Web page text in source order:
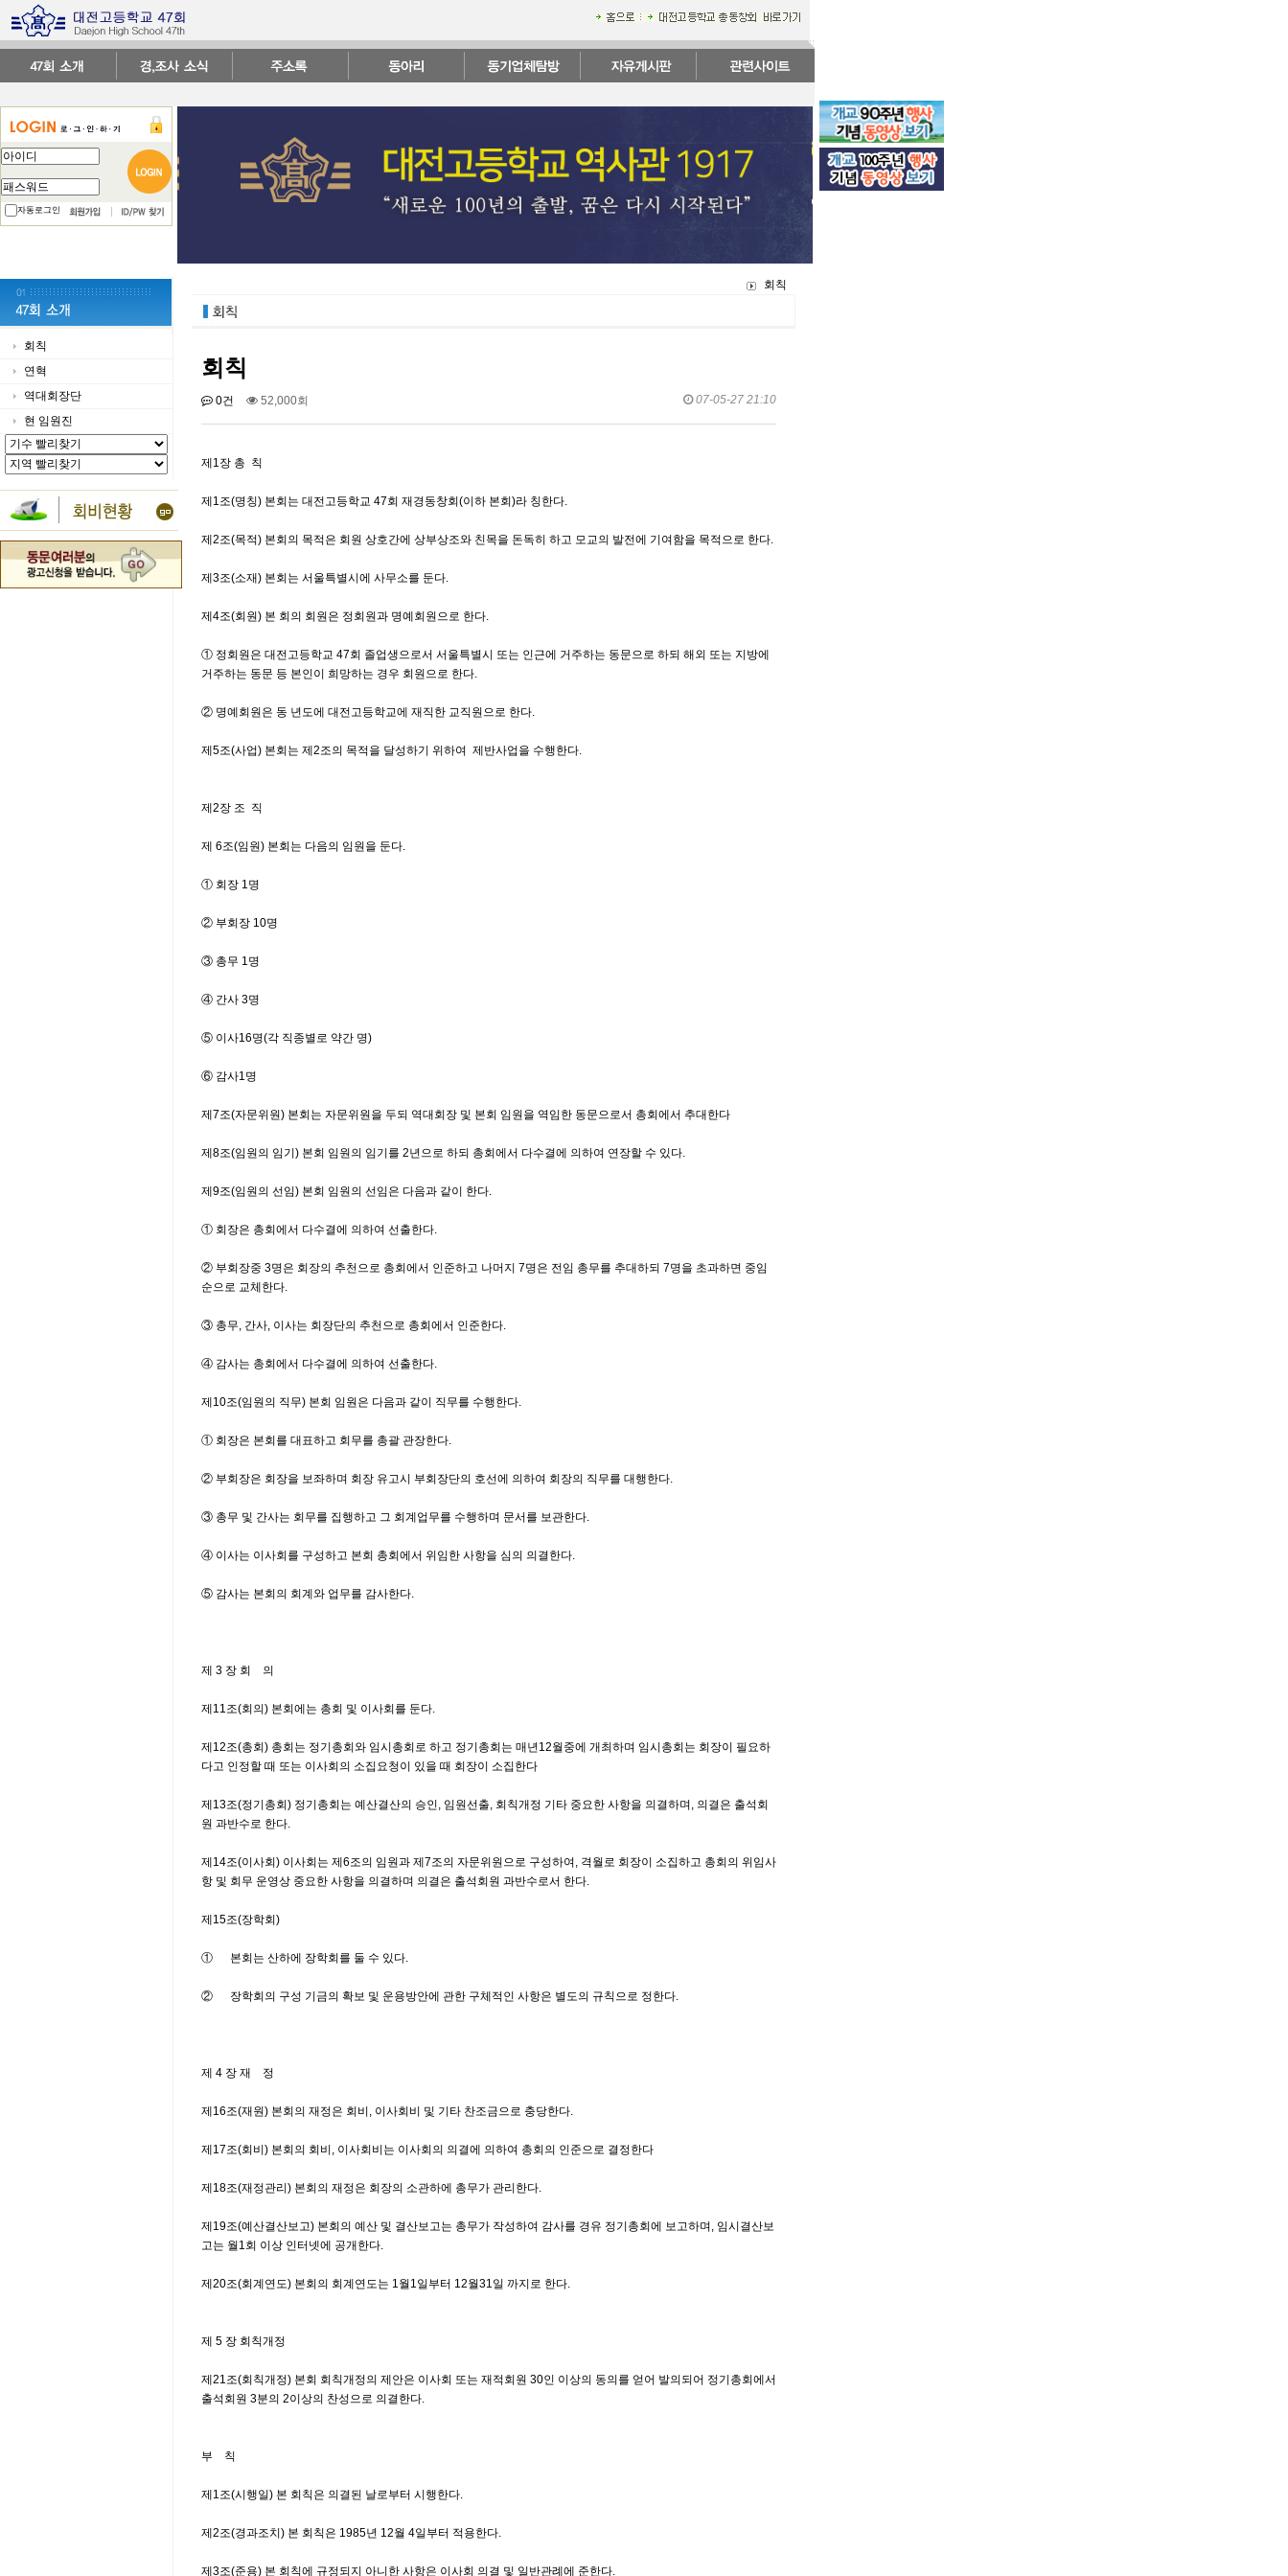
자동로그인
회칙
연혁
역대회장단
현 임원진
회칙
회칙
0건 52,000회 07-05-27 21:10
제1장 총 칙
제1조(명칭) 본회는 대전고등학교 47회 재경동창회(이하 본회)라 칭한다.
제2조(목적) 본회의 목적은 회원 상호간에 상부상조와 친목을 돈독히 하고 모교의 발전에 기여함을 목적으로 한다.
제3조(소재) 본회는 서울특별시에 사무소를 둔다.
제4조(회원) 본 회의 회원은 정회원과 명예회원으로 한다.
① 정회원은 대전고등학교 47회 졸업생으로서 서울특별시 또는 인근에 거주하는 동문으로 하되 해외 또는 지방에
거주하는 동문 등 본인이 희망하는 경우 회원으로 한다.
② 명예회원은 동 년도에 대전고등학교에 재직한 교직원으로 한다.
제5조(사업) 본회는 제2조의 목적을 달성하기 위하여 제반사업을 수행한다.
제2장 조 직
제 6조(임원) 본회는 다음의 임원을 둔다.
① 회장 1명
② 부회장 10명
③ 총무 1명
④ 간사 3명
⑤ 이사16명(각 직종별로 약간 명)
⑥ 감사1명
제7조(자문위원) 본회는 자문위원을 두되 역대회장 및 본회 임원을 역임한 동문으로서 총회에서 추대한다
제8조(임원의 임기) 본회 임원의 임기를 2년으로 하되 총회에서 다수결에 의하여 연장할 수 있다.
제9조(임원의 선임) 본회 임원의 선임은 다음과 같이 한다.
① 회장은 총회에서 다수결에 의하여 선출한다.
② 부회장중 3명은 회장의 추천으로 총회에서 인준하고 나머지 7명은 전임 총무를 추대하되 7명을 초과하면 중임
순으로 교체한다.
③ 총무, 간사, 이사는 회장단의 추천으로 총회에서 인준한다.
④ 감사는 총회에서 다수결에 의하여 선출한다.
제10조(임원의 직무) 본회 임원은 다음과 같이 직무를 수행한다.
① 회장은 본회를 대표하고 회무를 총괄 관장한다.
② 부회장은 회장을 보좌하며 회장 유고시 부회장단의 호선에 의하여 회장의 직무를 대행한다.
③ 총무 및 간사는 회무를 집행하고 그 회계업무를 수행하며 문서를 보관한다.
④ 이사는 이사회를 구성하고 본회 총회에서 위임한 사항을 심의 의결한다.
⑤ 감사는 본회의 회계와 업무를 감사한다.
제 3 장 회 의
제11조(회의) 본회에는 총회 및 이사회를 둔다.
제12조(총회) 총회는 정기총회와 임시총회로 하고 정기총회는 매년12월중에 개최하며 임시총회는 회장이 필요하
다고 인정할 때 또는 이사회의 소집요청이 있을 때 회장이 소집한다
제13조(정기총회) 정기총회는 예산결산의 승인, 임원선출, 회칙개정 기타 중요한 사항을 의결하며, 의결은 출석회
원 과반수로 한다.
제14조(이사회) 이사회는 제6조의 임원과 제7조의 자문위원으로 구성하여, 격월로 회장이 소집하고 총회의 위임사
항 및 회무 운영상 중요한 사항을 의결하며 의결은 출석회원 과반수로서 한다.
제15조(장학회)
① 본회는 산하에 장학회를 둘 수 있다.
② 장학회의 구성 기금의 확보 및 운용방안에 관한 구체적인 사항은 별도의 규칙으로 정한다.
제 4 장 재 정
제16조(재원) 본회의 재정은 회비, 이사회비 및 기타 찬조금으로 충당한다.
제17조(회비) 본회의 회비, 이사회비는 이사회의 의결에 의하여 총회의 인준으로 결정한다
제18조(재정관리) 본회의 재정은 회장의 소관하에 총무가 관리한다.
제19조(예산결산보고) 본회의 예산 및 결산보고는 총무가 작성하여 감사를 경유 정기총회에 보고하며, 임시결산보
고는 월1회 이상 인터넷에 공개한다.
제20조(회계연도) 본회의 회계연도는 1월1일부터 12월31일 까지로 한다.
제 5 장 회칙개정
제21조(회칙개정) 본회 회칙개정의 제안은 이사회 또는 재적회원 30인 이상의 동의를 얻어 발의되어 정기총회에서
출석회원 3분의 2이상의 찬성으로 의결한다.
부 칙
제1조(시행일) 본 회칙은 의결된 날로부터 시행한다.
제2조(경과조치) 본 회칙은 1985년 12월 4일부터 적용한다.
제3조(준용) 본 회칙에 규정되지 아니한 사항은 이사회 의결 및 일반관례에 준한다.